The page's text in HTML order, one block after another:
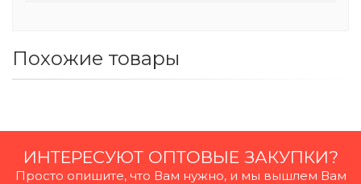
Похожие товары
ИНТЕРЕСУЮТ ОПТОВЫЕ ЗАКУПКИ?
Просто опишите, что Вам нужно, и мы вышлем Вам